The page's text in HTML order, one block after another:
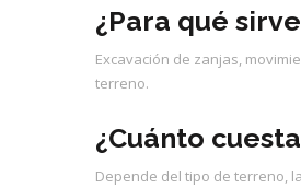
¿Para qué
Excavación de zanjas,
terreno.
¿Cuánto
Depende del tipo de terreno,